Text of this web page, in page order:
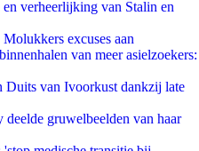
verheerlijking van Stalin en
Molukkers excuses aan
van meer asielzoekers:
van Ivoorkust dankzij late
deelde gruwelbeelden van haar